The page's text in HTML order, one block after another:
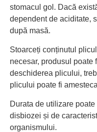
stomacul gol. Dacă
dependent de aciditate,
după masă.
Stoarceți conținutul
necesar, produsul poate
deschiderea plicului,
plicului poate fi
Durata de utilizare
disbiozei și de
organismului.